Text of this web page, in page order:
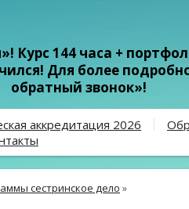
Курс 144 часа +
Для более
обратный звонок»!
аккредитация 2026
сестринское дело »